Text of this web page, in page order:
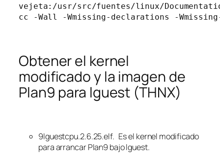
vejeta:/usr/src/fuentes/linux/
cc -Wall -Wmissing-declarations -
Obtener el kernel
modificado y la imagen de
Plan9 para lguest (THNX)
9lguestcpu.2.6.25.elf. Es el kernel modificado
para arrancar Plan9 bajo lguest.